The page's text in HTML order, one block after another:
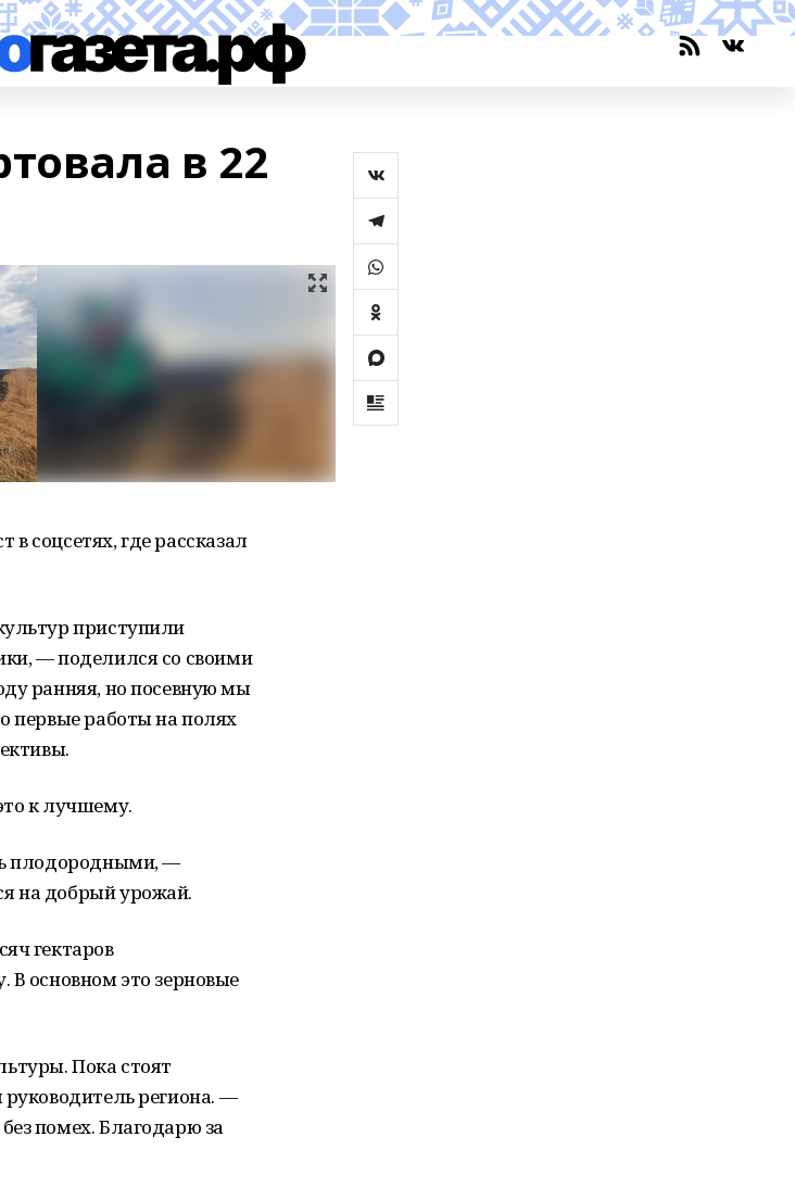
в 22
соцсетях, где рассказал
приступили
— поделился со своими
ранняя, но посевную мы
первые работы на полях
к лучшему.
плодородными, —
на добрый урожай.
гектаров
В основном это зерновые
Пока стоят
региона. —
помех. Благодарю за